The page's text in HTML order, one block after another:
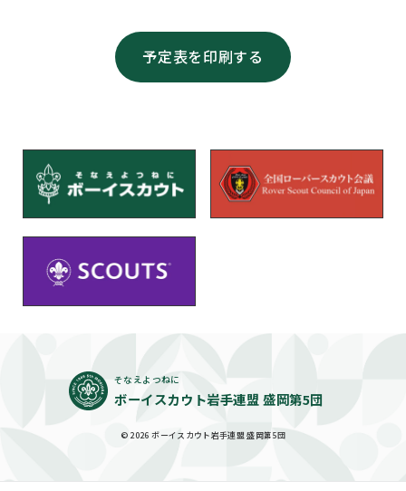
予定表を印刷する
そなえよつねに
ボーイスカウト岩手連盟 盛岡第5団
© 2026 ボーイスカウト岩手連盟 盛岡第5団